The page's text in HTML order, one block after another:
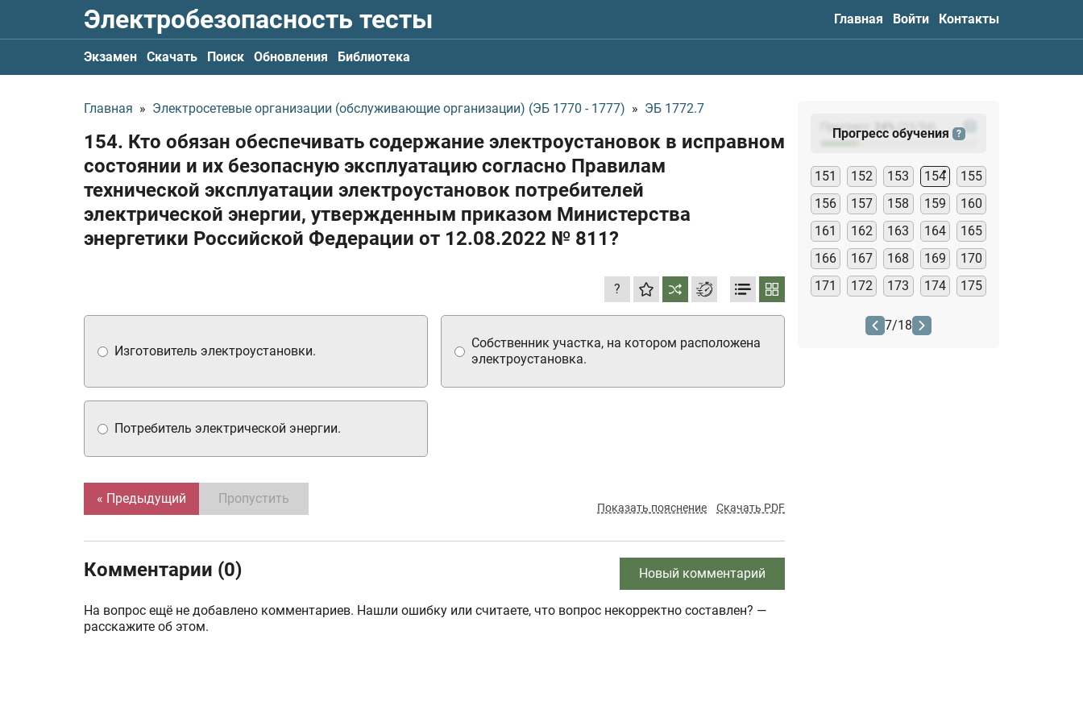
Электробезопасность тесты Главная Войти Контакты
Экзамен Скачать Поиск Обновления Библиотека
Главная » Электросетевые организации (обслуживающие организации) (ЭБ 1770 - 1777) » ЭБ 1772.7
154. Кто обязан обеспечивать содержание электроустановок в исправном
состоянии и их безопасную эксплуатацию согласно Правилам
технической эксплуатации электроустановок потребителей
электрической энергии, утвержденным приказом Министерства
энергетики Российской Федерации от 12.08.2022 № 811?
?
Потребитель электрической энергии.
Собственник участка, на котором расположена
электроустановка.
Изготовитель электроустановки.
« Предыдущий Пропустить
Показать пояснение Скачать PDF
Комментарии (0) Новый комментарий
На вопрос ещё не добавлено комментариев. Нашли ошибку или считаете, что вопрос некорректно составлен? —
расскажите об этом.
Прогресс: (23
Прогресс обучения ?
151 152 153 154
155
156
157 158 159
160
161
162 163 164
165
166
167 168 169
170
171
172 173 174 175
7/18